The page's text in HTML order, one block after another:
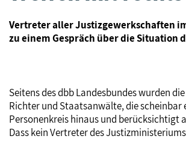
Vertreter aller Justizgewerkschaften
zu einem Gespräch über die
Seitens des dbb Landesbundes wurden
Richter und Staatsanwälte, die scheinbar
Personenkreis hinaus und berücksichtigt
Dass kein Vertreter des